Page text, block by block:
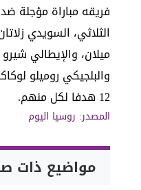
فريقه مباراة مؤجلة ضد
الثلاثي، السويدي
ميلان، والإيطالي
والبلجيكي روميلو
12 هدفا لكل منهم.
المصدر: روسيا اليوم
مواضيع ذات